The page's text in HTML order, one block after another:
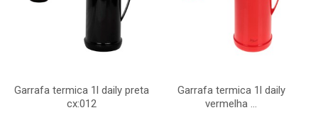
Garrafa termica 1l daily preta
cx:012
Garrafa termica 1l daily
vermelha ...